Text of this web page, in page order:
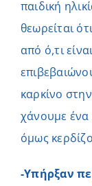
παιδική
θεωρείται
από ό,τι
καρκίνο
χάνουμε ένα
όμως
-Υπήρξαν